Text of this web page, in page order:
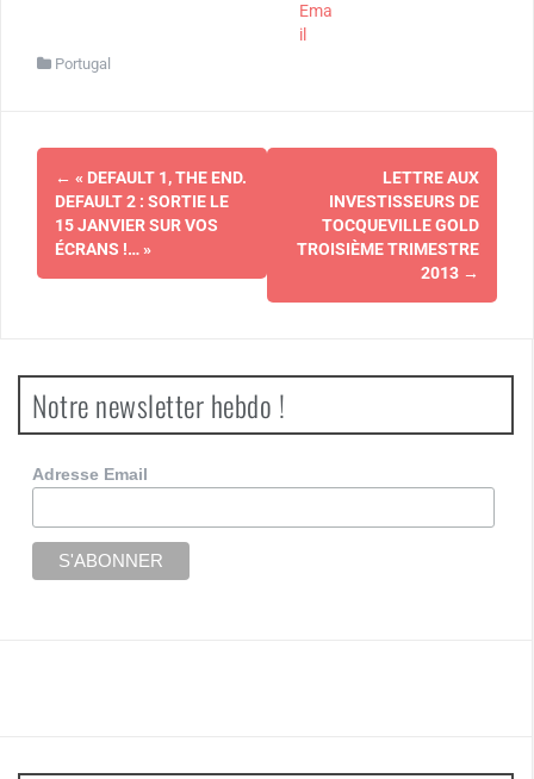
Ema
il
Portugal
Navigation
d'article
← « DEFAULT 1, THE END.
DEFAULT 2 : SORTIE LE
15 JANVIER SUR VOS
ÉCRANS !… »
LETTRE AUX
INVESTISSEURS DE
TOCQUEVILLE GOLD
TROISIÈME TRIMESTRE
2013 →
Notre newsletter hebdo !
Adresse Email